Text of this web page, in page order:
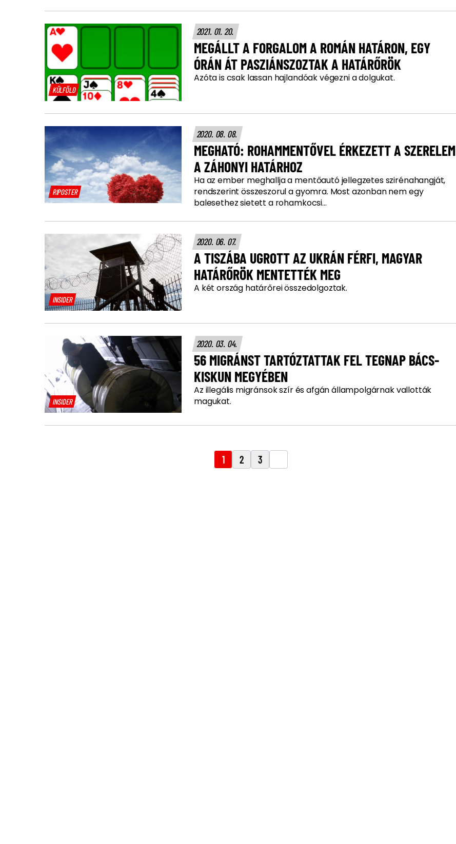
KÜLFÖLD
2021. 01. 20.
MEGÁLLT A FORGALOM A ROMÁN HATÁRON, EGY
ÓRÁN ÁT PASZIÁNSZOZTAK A HATÁRŐRÖK
Azóta is csak lassan hajlandóak végezni a dolgukat.
RIPOSTER
2020. 08. 08.
MEGHATÓ: ROHAMMENTŐVEL ÉRKEZETT A SZERELEM
A ZÁHONYI HATÁRHOZ
Ha az ember meghallja a mentőautó jellegzetes szirénahangját,
rendszerint összeszorul a gyomra. Most azonban nem egy
balesethez sietett a rohamkocsi...
INSIDER
2020. 06. 07.
A TISZÁBA UGROTT AZ UKRÁN FÉRFI, MAGYAR
HATÁRŐRÖK MENTETTÉK MEG
A két ország határőrei összedolgoztak.
INSIDER
2020. 03. 04.
56 MIGRÁNST TARTÓZTATTAK FEL TEGNAP BÁCS-
KISKUN MEGYÉBEN
Az illegális migránsok szír és afgán állampolgárnak vallották
magukat.
1 2 3